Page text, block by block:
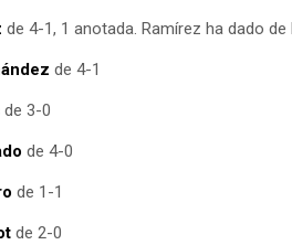
de 4-1, 1 anotada. Ramírez ha dado
de 4-1
de 3-0
de 4-0
de 1-1
de 2-0